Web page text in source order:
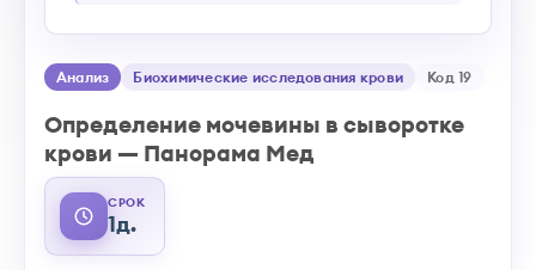
Анализ Биохимические исследования крови Код 19
Определение мочевины в сыворотке
крови — Панорама Мед
СРОК
1д.